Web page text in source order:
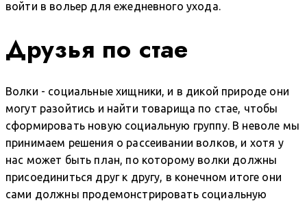
войти в вольер для ежедневного ухода.
Друзья по стае
Волки - социальные хищники, и в дикой природе они
могут разойтись и найти товарища по стае, чтобы
сформировать новую социальную группу. В неволе мы
принимаем решения о рассеивании волков, и хотя у
нас может быть план, по которому волки должны
присоединиться друг к другу, в конечном итоге они
сами должны продемонстрировать социальную